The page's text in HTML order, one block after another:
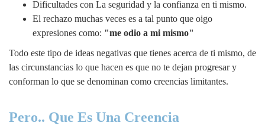
Dificultades con La seguridad y la confianza en ti mismo.
El rechazo muchas veces es a tal punto que oigo
expresiones como: "me odio a mi mismo"
Todo este tipo de ideas negativas que tienes acerca de ti mismo, de
las circunstancias lo que hacen es que no te dejan progresar y
conforman lo que se denominan como creencias limitantes.
Pero.. Que Es Una Creencia